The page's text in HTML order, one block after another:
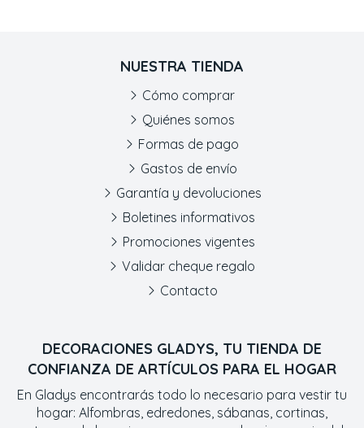
DECORACIONES GLADYS, TU TIENDA DE
CONFIANZA DE ARTÍCULOS PARA EL HOGAR
En Gladys encontrarás todo lo necesario para vestir tu
hogar: Alfombras, edredones, sábanas, cortinas,
NUESTRA TIENDA
Cómo comprar
Quiénes somos
Formas de pago
Gastos de envío
Garantía y devoluciones
Boletines informativos
Promociones vigentes
Validar cheque regalo
Contacto